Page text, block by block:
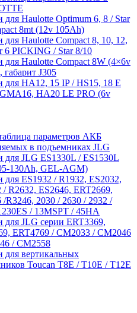
для Haulotte Optimum 6, 8 / Star
8mt (12v 105Ah)
для Haulotte Compact 8, 10, 12,
6 PICKING / Star 8/10
для Haulotte Compact 8W (4×6v
габарит J305
для HA12, 15 IP / HS15, 18 E
HA20 LE PRO (6v
параметров АКБ
в подъемниках JLG
для JLG ES1330L / ES1530L
130Ah, GEL-AGM)
для ES1932 / R1932, ES2032,
/ R2632, ES2646, ERT2669,
/R3246, 2030 / 2630 / 2932 /
/ 13MSPT / 45HA
для JLG серии ERT3369,
ERT4769 / CM2033 / CM2046
/ CM2558
для вертикальных
Toucan T8E / T10E / T12E